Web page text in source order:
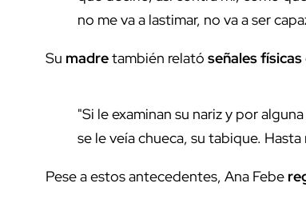
no me va a lastimar, no va a ser
Su madretambién relató señales físicas
"Si le examinan su nariz y por
se le veía chueca, su tabique.
Pese a estos antecedentes, Ana Febe